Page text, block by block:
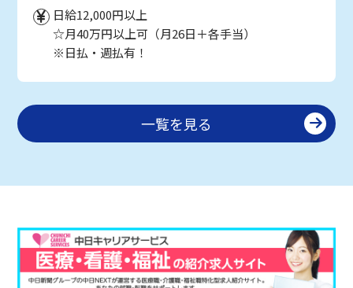
日給12,000円以上
☆月40万円以上可（月26日＋各手当）
※日払・週払有！
一覧を見る